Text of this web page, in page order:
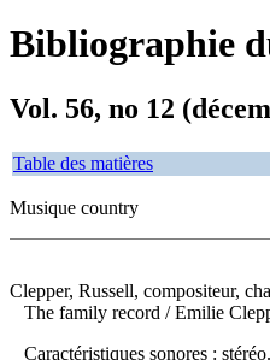
Bibliographie
Vol. 56, no 12
Table des matières
Musique country
Clepper, Russell, compositeur,
The family record / Emilie
Caractéristiques sonores :